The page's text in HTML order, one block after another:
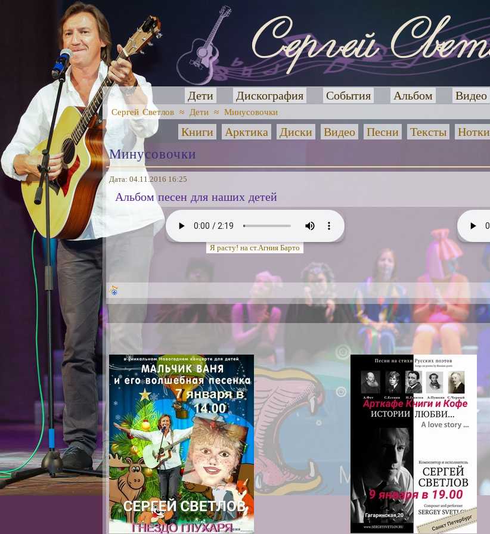
Дети Дискография События Альбом Видео
Сергей Светлов ≈ Дети ≈ Минусовочки
Книги Арктика Диски Видео Песни Тексты Нотки
Минусовочки
Дата: 04.11.2016 16:25
Альбом песен для наших детей
Я расту! на ст.Агния Барто